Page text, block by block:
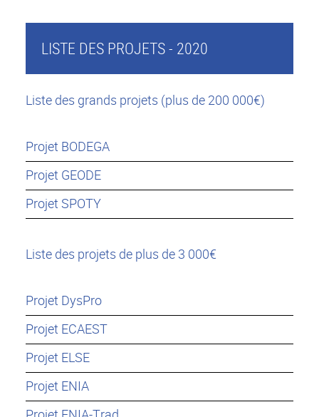
LISTE DES PROJETS - 2020
Liste des grands projets (plus de 200 000€)
Projet BODEGA
Projet GEODE
Projet SPOTY
Liste des projets de plus de 3 000€
Projet DysPro
Projet ECAEST
Projet ELSE
Projet ENIA